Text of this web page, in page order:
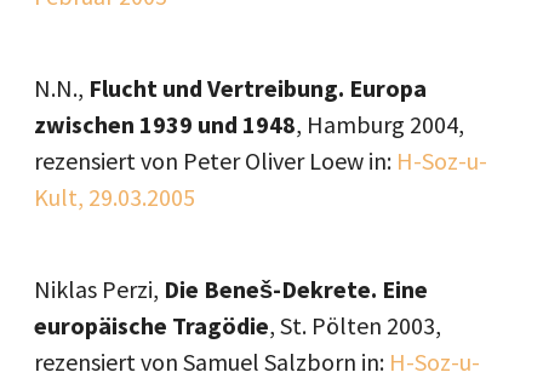
N.N., Flucht und Vertreibung. Europa
zwischen 1939 und 1948, Hamburg 2004,
rezensiert von Peter Oliver Loew in: H-Soz-u-
Kult, 29.03.2005
Niklas Perzi, Die Beneš-Dekrete. Eine
europäische Tragödie, St. Pölten 2003,
rezensiert von Samuel Salzborn in: H-Soz-u-